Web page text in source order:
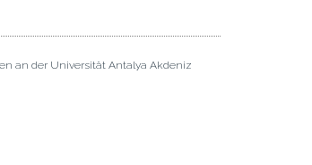
an der Universität Antalya Akdeniz